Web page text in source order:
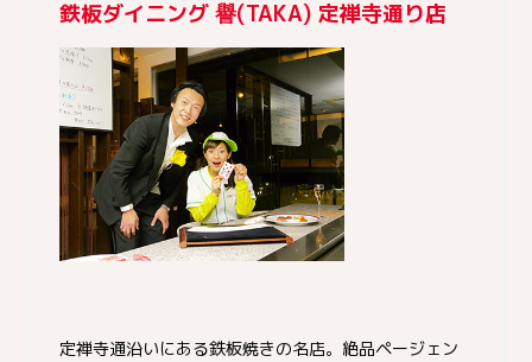
鉄板ダイニング 譽(TAKA) 定禅寺通り店
定禅寺通沿いにある鉄板焼きの名店。絶品ページェン